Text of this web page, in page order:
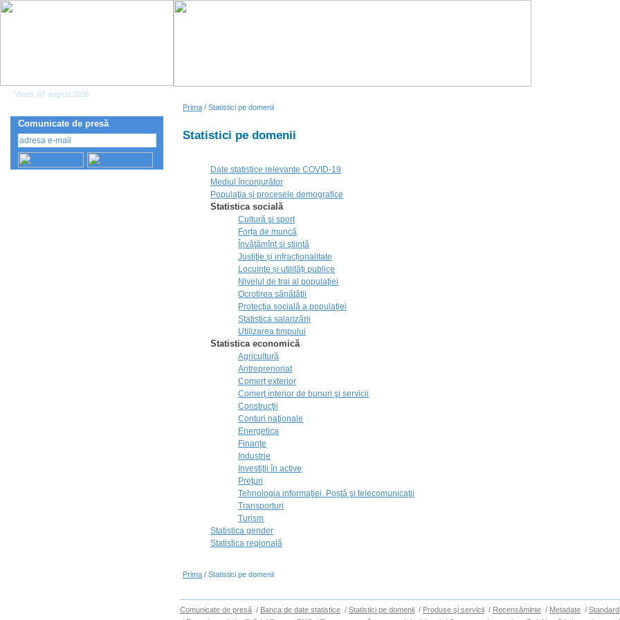
Vineri, 07 august 2026
Comunicate de presă
Prima / Statistici pe domenii
Statistici pe domenii
Date statistice relevante COVID-19
Mediul înconjurător
Populaţia și procesele demografice
Statistica socială
Cultură şi sport
Forța de muncă
Învăţămînt şi ştiinţă
Justiţie și infracționalitate
Locuinţe și utilități publice
Nivelul de trai al populaţiei
Ocrotirea sănătăţii
Protecţia socială a populaţiei
Statistica salarizării
Utilizarea timpului
Statistica economică
Agricultură
Antreprenoriat
Comerţ exterior
Comerţ interior de bunuri şi servicii
Construcţii
Conturi naţionale
Energetica
Finanţe
Industrie
Investiţii în active
Preţuri
Tehnologia informaţiei. Poştă şi telecomunicaţii
Transporturi
Turism
Statistica gender
Statistica regională
Prima / Statistici pe domenii
Comunicate de presă / Banca de date statistice / Statistici pe domenii / Produse şi servicii / Recensăminte / Metadate /